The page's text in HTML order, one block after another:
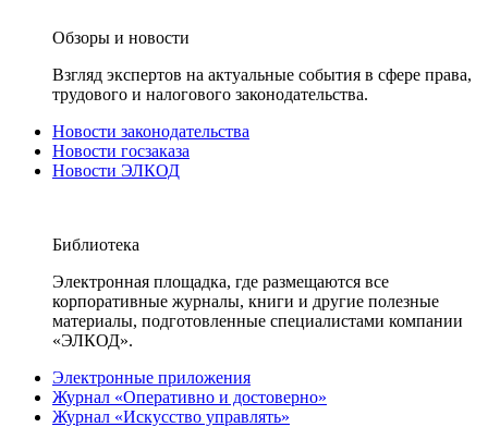
Обзоры и новости
Взгляд экспертов на актуальные события в сфере права,
трудового и налогового законодательства.
Новости законодательства
Новости госзаказа
Новости ЭЛКОД
Библиотека
Электронная площадка, где размещаются все
корпоративные журналы, книги и другие полезные
материалы, подготовленные специалистами компании
«ЭЛКОД».
Электронные приложения
Журнал «Оперативно и достоверно»
Журнал «Искусство управлять»